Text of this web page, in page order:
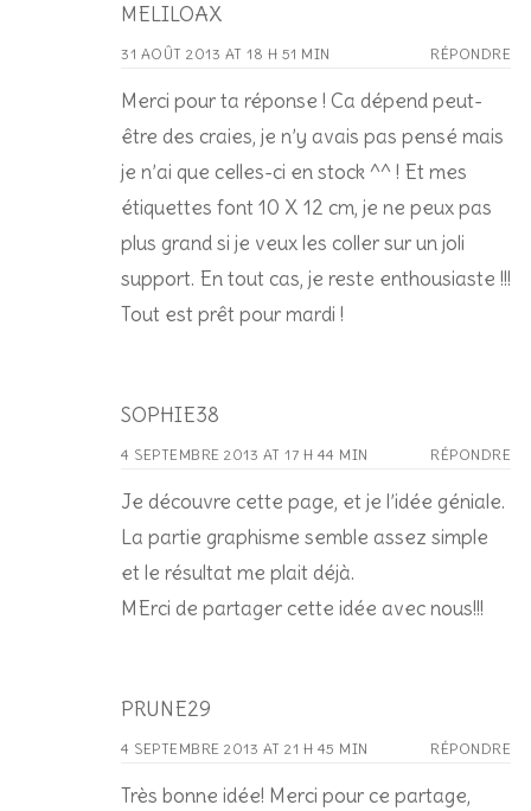
MELILOAX
31 AOÛT 2013 AT 18 H 51 MIN RÉPONDRE
Merci pour ta réponse ! Ca dépend peut-
être des craies, je n’y avais pas pensé mais
je n’ai que celles-ci en stock ^^ ! Et mes
étiquettes font 10 X 12 cm, je ne peux pas
plus grand si je veux les coller sur un joli
support. En tout cas, je reste enthousiaste !!!
Tout est prêt pour mardi !
SOPHIE38
4 SEPTEMBRE 2013 AT 17 H 44 MIN RÉPONDRE
Je découvre cette page, et je l’idée géniale.
La partie graphisme semble assez simple
et le résultat me plait déjà.
MErci de partager cette idée avec nous!!!
PRUNE29
4 SEPTEMBRE 2013 AT 21 H 45 MIN RÉPONDRE
Très bonne idée! Merci pour ce partage,